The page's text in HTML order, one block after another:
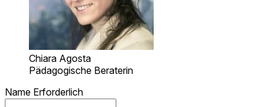
Chiara Agosta
Pädagogische Beraterin
Name Erforderlich